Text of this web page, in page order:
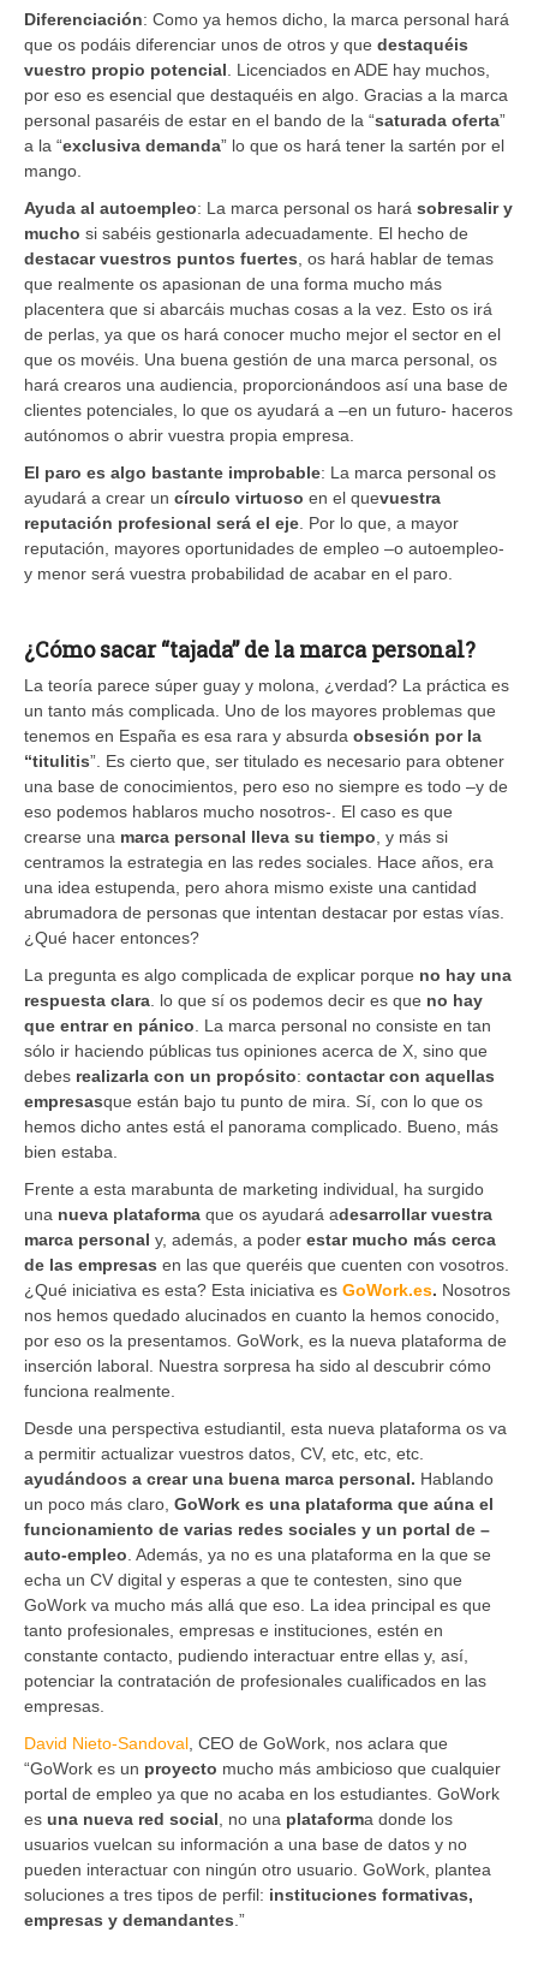
Diferenciación: Como ya hemos dicho, la marca personal hará
que os podáis diferenciar unos de otros y que destaquéis
vuestro propio potencial . Licenciados en ADE hay muchos,
por eso es esencial que destaquéis en algo. Gracias a la marca
personal pasaréis de estar en el bando de la “saturada oferta”
a la “exclusiva demanda” lo que os hará tener la sartén por el
mango.
Ayuda al autoempleo: La marca personal os hará sobresalir y
mucho si sabéis gestionarla adecuadamente. El hecho de
destacar vuestros puntos fuertes , os hará hablar de temas
que realmente os apasionan de una forma mucho más
placentera que si abarcáis muchas cosas a la vez. Esto os irá
de perlas, ya que os hará conocer mucho mejor el sector en el
que os movéis. Una buena gestión de una marca personal, os
hará crearos una audiencia, proporcionándoos así una base de
clientes potenciales, lo que os ayudará a –en un futuro- haceros
autónomos o abrir vuestra propia empresa.
El paro es algo bastante improbable: La marca personal os
ayudará a crear un círculo virtuoso en el quevuestra
reputación profesional será el eje . Por lo que, a mayor
reputación, mayores oportunidades de empleo –o autoempleo-
y menor será vuestra probabilidad de acabar en el paro.
¿Cómo sacar “tajada” de la marca personal?
La teoría parece súper guay y molona, ¿verdad? La práctica es
un tanto más complicada. Uno de los mayores problemas que
tenemos en España es esa rara y absurda obsesión por la
“titulitis”. Es cierto que, ser titulado es necesario para obtener
una base de conocimientos, pero eso no siempre es todo –y de
eso podemos hablaros mucho nosotros-. El caso es que
crearse una marca personal lleva su tiempo , y más si
centramos la estrategia en las redes sociales. Hace años, era
una idea estupenda, pero ahora mismo existe una cantidad
abrumadora de personas que intentan destacar por estas vías.
¿Qué hacer entonces?
La pregunta es algo complicada de explicar porque no hay una
respuesta clara . lo que sí os podemos decir es que no hay
que entrar en pánico . La marca personal no consiste en tan
sólo ir haciendo públicas tus opiniones acerca de X, sino que
debes realizarla con un propósito: contactar con aquellas
empresasque están bajo tu punto de mira. Sí, con lo que os
hemos dicho antes está el panorama complicado. Bueno, más
bien estaba.
Frente a esta marabunta de marketing individual, ha surgido
una nueva plataforma que os ayudará adesarrollar vuestra
marca personal y, además, a poder estar mucho más cerca
de las empresas en las que queréis que cuenten con vosotros.
¿Qué iniciativa es esta? Esta iniciativa es GoWork.es. Nosotros
nos hemos quedado alucinados en cuanto la hemos conocido,
por eso os la presentamos. GoWork, es la nueva plataforma de
inserción laboral. Nuestra sorpresa ha sido al descubrir cómo
funciona realmente.
Desde una perspectiva estudiantil, esta nueva plataforma os va
a permitir actualizar vuestros datos, CV, etc, etc, etc.
ayudándoos a crear una buena marca personal. Hablando
un poco más claro, GoWork es una plataforma que aúna el
funcionamiento de varias redes sociales y un portal de –
auto-empleo . Además, ya no es una plataforma en la que se
echa un CV digital y esperas a que te contesten, sino que
GoWork va mucho más allá que eso. La idea principal es que
tanto profesionales, empresas e instituciones, estén en
constante contacto, pudiendo interactuar entre ellas y, así,
potenciar la contratación de profesionales cualificados en las
empresas.
David Nieto-Sandoval , CEO de GoWork, nos aclara que
“GoWork es un proyecto mucho más ambicioso que cualquier
portal de empleo ya que no acaba en los estudiantes. GoWork
es una nueva red social , no una plataforma donde los
usuarios vuelcan su información a una base de datos y no
pueden interactuar con ningún otro usuario. GoWork, plantea
soluciones a tres tipos de perfil: instituciones formativas,
empresas y demandantes .”